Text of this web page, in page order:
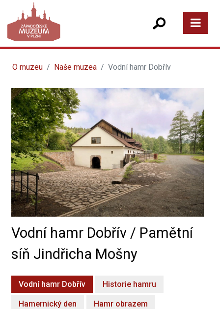
O muzeu Naše muzea Vodní hamr Dobřív
Vodní hamr Dobřív / Pamětní
síň Jindřicha Mošny
Vodní hamr Dobřív Historie hamru
Hamernický den Hamr obrazem